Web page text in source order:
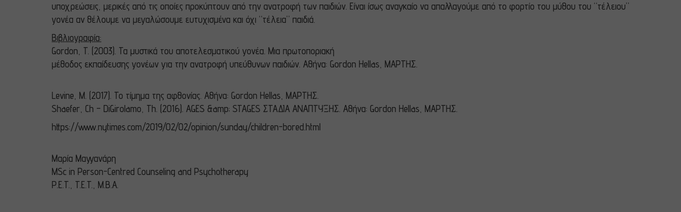
υποχρεώσεις, μερικές από τις οποίες προκύπτουν από την ανατροφή των παιδιών. Είναι ίσως αναγκαίο να απαλλαγούμε από το φορτίο του μύθου του “τέλειου”
γονέα αν θέλουμε να μεγαλώσουμε ευτυχισμένα και όχι “τέλεια” παιδιά.
Βιβλιογραφία:
Gordon, T. (2003). Τα μυστικά του αποτελεσματικού γονέα. Μια πρωτοποριακή
μέθοδος εκπαίδευσης γονέων για την ανατροφή υπεύθυνων παιδιών. Αθήνα: Gordon Hellas, ΜΑΡΤΗΣ.
Levine, M. (2017). Το τίμημα της αφθονίας. Αθήνα: Gordon Hellas, ΜΑΡΤΗΣ
Shaefer, Ch – DiGirolamo, Th. (2016). AGES &amp; STAGES ΣΤΑΔΙΑ ΑΝΑΠΤΥΞΗΣ Αθήνα: Gordon Hellas, ΜΑΡΤΗΣ
https://www.nytimes.com/2019/02/02/opinion/sunday/children-bored.html
Μαρία Μαγγανάρη
MSc in Person-Centred Counseling and Psychotherapy
P.E.T., T.E.T., M.B.A.